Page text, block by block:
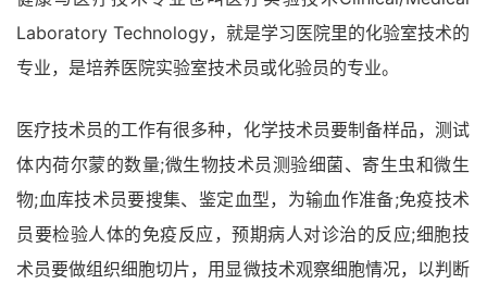
Laboratory Technology，就是学习医院里的化验室技术的
专业，是培养医院实验室技术员或化验员的专业。
医疗技术员的工作有很多种，化学技术员要制备样品，测试
体内荷尔蒙的数量;微生物技术员测验细菌、寄生虫和微生
物;血库技术员要搜集、鉴定血型，为输血作准备;免疫技术
员要检验人体的免疫反应，预期病人对诊治的反应;细胞技
术员要做组织细胞切片，用显微技术观察细胞情况，以判断